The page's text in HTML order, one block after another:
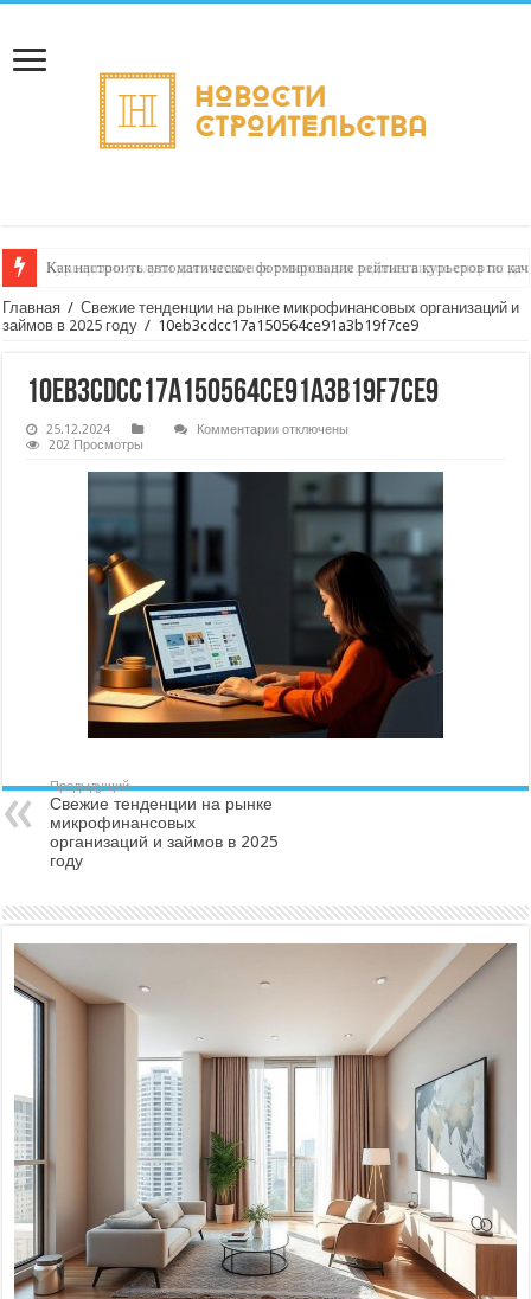
Как настроить автоматическое формирование рейтинга курьеров по
Главная / Свежие тенденции на рынке микрофинансовых организаций и
займов в 2025 году / 10eb3cdcc17a150564ce91a3b19f7ce9
10eb3cdcc17a150564ce91a3b19f7ce9
25.12.2024 Комментариикотключены
202 Просмотры
Предыдущий
Свежие тенденции на рынке
микрофинансовых
организаций и займов в 2025
году